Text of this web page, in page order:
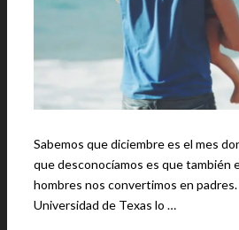
Sabemos que diciembre es el mes
que desconocíamos es que también
hombres nos convertimos en padres. Un estudio de la
Universidad de Texas lo …